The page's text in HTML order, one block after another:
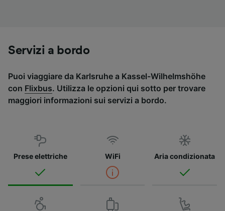
Servizi a bordo
Puoi viaggiare da Karlsruhe a Kassel-Wilhelmshöhe
con Flixbus. Utilizza le opzioni qui sotto per trovare
maggiori informazioni sui servizi a bordo.
Prese elettriche WiFi Aria condizionata